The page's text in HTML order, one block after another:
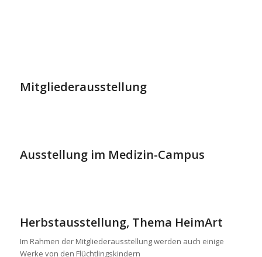
Mitgliederausstellung
Ausstellung im Medizin-Campus
Herbstausstellung, Thema HeimArt
Im Rahmen der Mitgliederausstellung werden auch einige
Werke von den Flüchtlingskindern